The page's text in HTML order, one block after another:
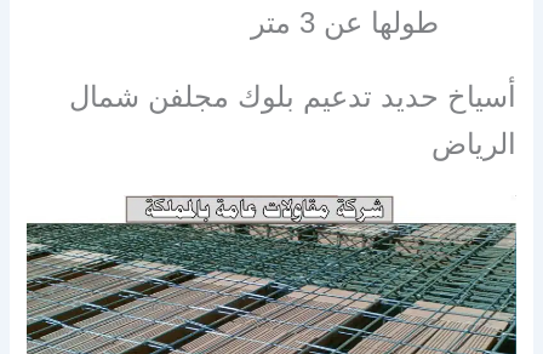
طولها عن 3 متر
أسياخ حديد تدعيم بلوك مجلفن شمال
الرياض